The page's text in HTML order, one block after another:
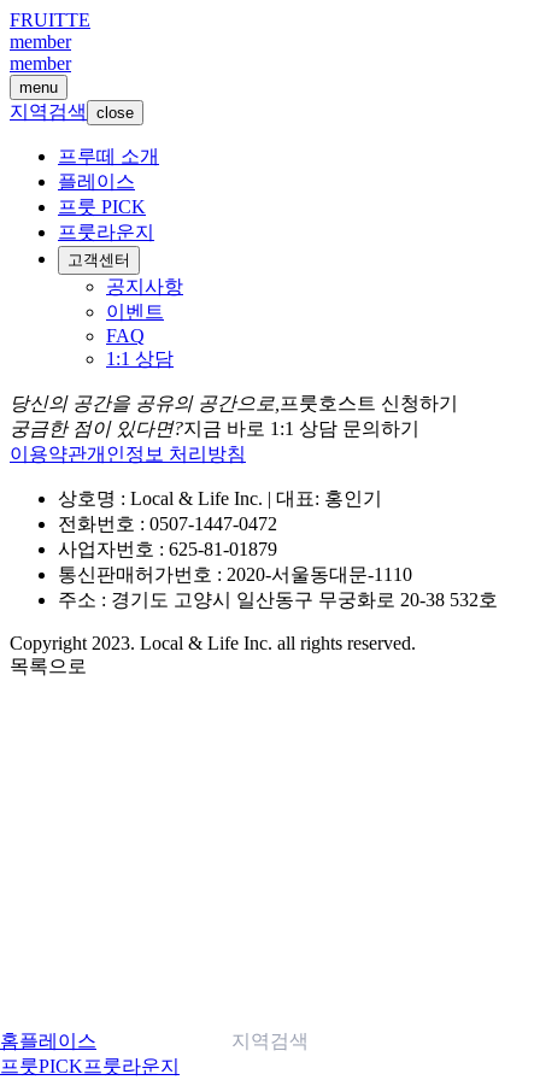
FRUITTE
member
member
menu
지역검색 close
프루떼 소개
플레이스
프룻 PICK
프룻라운지
고객센터
공지사항
이벤트
FAQ
1:1 상담
당신의 공간을 공유의 공간으로, 프룻호스트 신청하기
궁금한 점이 있다면?지금 바로 1:1 상담 문의하기
이용약관개인정보 처리방침
상호명 : Local & Life Inc. | 대표: 홍인기
전화번호 : 0507-1447-0472
사업자번호 : 625-81-01879
통신판매허가번호 : 2020-서울동대문-1110
주소 : 경기도 고양시 일산동구 무궁화로 20-38 532호
Copyright 2023. Local & Life Inc. all rights reserved.
목록으로
홈플레이스
프룻PICK프룻라운지
지역검색